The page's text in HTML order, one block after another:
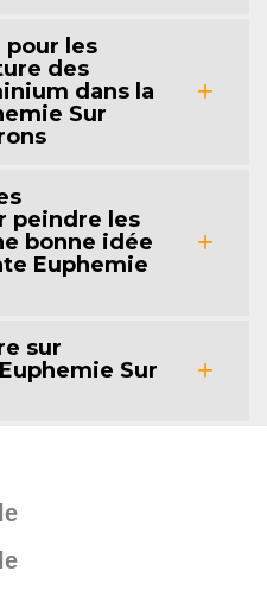
les
des
dans la
Sur
peindre les
bonne idée
Euphemie
sur
Sur